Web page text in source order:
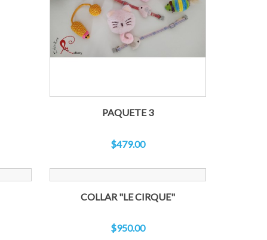
PAQUETE 3
$479.00
COLLAR "LE CIRQUE"
$950.00